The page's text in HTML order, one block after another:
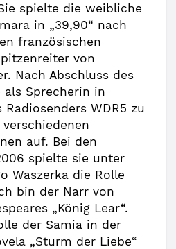
spielte die weibliche
in „39,90“ nach
französischen
von
Nach Abschluss des
Sprecherin in
WDR5 zu
auf. Bei den
spielte sie unter
Waszerka die Rolle
bin der Narr von
„König Lear“.
der Samia in der
„Sturm der Liebe“